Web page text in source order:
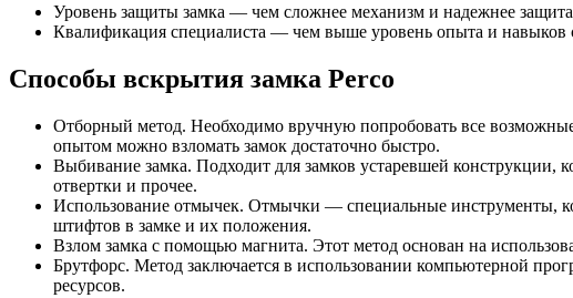
Уровень защиты замка — чем сложнее механизм и надежнее
Квалификация специалиста — чем выше уровень опыта и навыков
Способы вскрытия замка Perco
Отборный метод. Необходимо вручную попробовать все
опытом можно взломать замок достаточно быстро.
Выбивание замка. Подходит для замков устаревшей конструкции,
отвертки и прочее.
Использование отмычек. Отмычки — специальные инструменты,
штифтов в замке и их положения.
Взлом замка с помощью магнита. Этот метод основан на
Брутфорс. Метод заключается в использовании компьютерной
ресурсов.